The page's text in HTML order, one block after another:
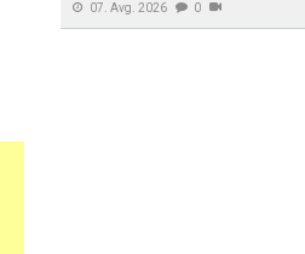
07. Avg. 2026 0